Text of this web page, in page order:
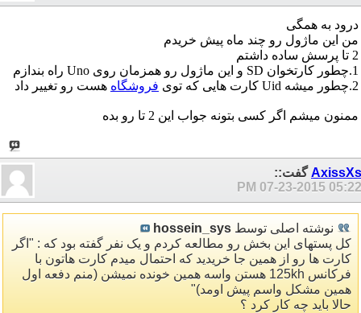
درود به همگی
من این ماژول رو چند ماه پیش خریدم
2 تا پرسش ساده داشتم
1.چطور کارتخوان SD و این ماژول رو همزمان روی Uno راه بندازم
2.چطور میشه Uid کارت هایی که توی
فروشگاه هست رو تغییر داد
ممنون میشم اگر کسی بتونه جواب این 2 تا رو بده
AxissXsگفت::
07-23-2015 05:22 PM
نوشته اصلی توسط hossein_sys
کل پستهای این بخش رو مطالعه کردم و یک نفر گفته بود که : "اگر
کارت ها رو از همین جا خریدید که احتمال میدم کارت هاتون با
فرکانس 125kh هستن واسه همین خونده نمیشن (منم دفعه اول
همین مشکل واسم پیش اومد)"
حالا باید چه کار کرد ؟